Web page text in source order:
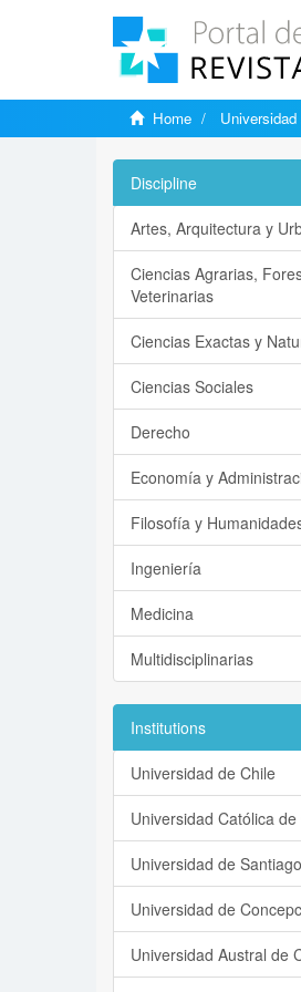
Home
Discipline
Artes, Arquitectura y
Ciencias Agrarias,
Veterinarias
Ciencias Exactas y
Ciencias Sociales
Derecho
Economía y
Filosofía y
Ingeniería
Medicina
Multidisciplinarias
Institutions
Universidad de Chile
Universidad Católica de
Universidad de
Universidad de
Universidad Austral de